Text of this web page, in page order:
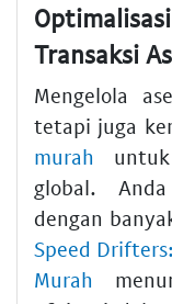
Transaksi
Mengelola
tetapi juga
murah
global.
dengan
Speed
Murah